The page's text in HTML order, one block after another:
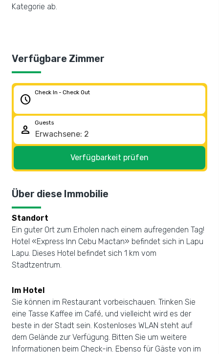
Kategorie ab.
Verfügbare Zimmer
schedule
Check In - Check Out
person
Guests
Verfügbarkeit prüfen
Über diese Immobilie
Standort
Ein guter Ort zum Erholen nach einem aufregenden Tag!
Hotel «Express Inn Cebu Mactan» befindet sich in Lapu
Lapu. Dieses Hotel befindet sich 1 km vom
Stadtzentrum.
Im Hotel
Sie können im Restaurant vorbeischauen. Trinken Sie
eine Tasse Kaffee im Café, und vielleicht wird es der
beste in der Stadt sein. Kostenloses WLAN steht auf
dem Gelände zur Verfügung. Bitten Sie um weitere
Informationen beim Check-in. Ebenso für Gäste von im